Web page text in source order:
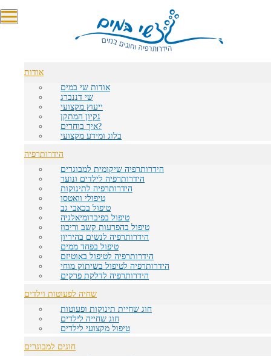
אודות
אודות שי במים
שי דננברג
ייעוץ מקצועי
נקיון המתקן
איך בוחרים?
בלוג ומידע מקצועי
הידרותרפיה
הידרותרפיה שיקומית למבוגרים
הידרותרפיה לילדים ונוער
הידרותרפיה לתינוקות
טיפולי וואטסו
טיפול בכאבי גב
טיפול בפיברומיאלגיה
טיפול בהפרעות קשב וריכוז
הידרותרפיה לנשים בהיריון
טיפול בפחד ממים
הידרותרפיה לטיפול באוטיזם
הידרותרפיה לטיפול בשיתוק מוחי
הידרותרפיה לדלקת פרקים
שחיה לפעוטות וילדים
חוג שחיית תינוקות ופעוטות
חוג שחייה לילדים
טיפול מקצועי לילדים
חוגים למבוגרים
דף הבית
בלוג ומידע מקצועי
בלוג ומידע מקצועי
טלפון
שאלה